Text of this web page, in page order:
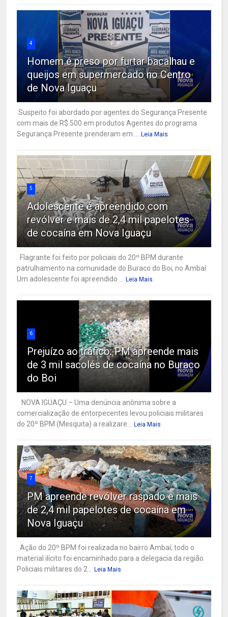
4
Homem é preso por furtar bacalhau e
queijos em supermercado no Centro
de Nova Iguaçu
Suspeito foi abordado por agentes do Segurança Presente
com mais de R$ 500 em produtos Agentes do programa
Segurança Presente prenderam em ... Leia Mais
5
Adolescente é apreendido com
revólver e mais de 2,4 mil papelotes
de cocaína em Nova Iguaçu
Flagrante foi feito por policiais do 20º BPM durante
patrulhamento na comunidade do Buraco do Boi, no Ambaí
Um adolescente foi apreendido ... Leia Mais
6
Prejuízo ao tráfico: PM apreende mais
de 3 mil sacolés de cocaína no Buraco
do Boi
NOVA IGUAÇU – Uma denúncia anônima sobre a
comercialização de entorpecentes levou policiais militares
do 20º BPM (Mesquita) a realizare... Leia Mais
7
PM apreende revólver raspado e mais
de 2,4 mil papelotes de cocaína em
Nova Iguaçu
Ação do 20º BPM foi realizada no bairro Ambaí; todo o
material ilícito foi encaminhado para a delegacia da região
Policiais militares do 2... Leia Mais